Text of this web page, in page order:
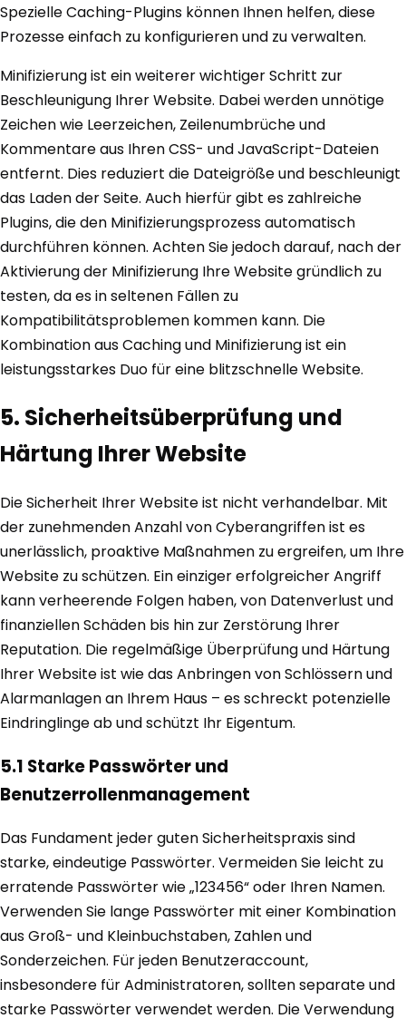
Spezielle Caching-Plugins können Ihnen helfen, diese
Prozesse einfach zu konfigurieren und zu verwalten.
Minifizierung ist ein weiterer wichtiger Schritt zur
Beschleunigung Ihrer Website. Dabei werden unnötige
Zeichen wie Leerzeichen, Zeilenumbrüche und
Kommentare aus Ihren CSS- und JavaScript-Dateien
entfernt. Dies reduziert die Dateigröße und beschleunigt
das Laden der Seite. Auch hierfür gibt es zahlreiche
Plugins, die den Minifizierungsprozess automatisch
durchführen können. Achten Sie jedoch darauf, nach der
Aktivierung der Minifizierung Ihre Website gründlich zu
testen, da es in seltenen Fällen zu
Kompatibilitätsproblemen kommen kann. Die
Kombination aus Caching und Minifizierung ist ein
leistungsstarkes Duo für eine blitzschnelle Website.
5. Sicherheitsüberprüfung und
Härtung Ihrer Website
Die Sicherheit Ihrer Website ist nicht verhandelbar. Mit
der zunehmenden Anzahl von Cyberangriffen ist es
unerlässlich, proaktive Maßnahmen zu ergreifen, um Ihre
Website zu schützen. Ein einziger erfolgreicher Angriff
kann verheerende Folgen haben, von Datenverlust und
finanziellen Schäden bis hin zur Zerstörung Ihrer
Reputation. Die regelmäßige Überprüfung und Härtung
Ihrer Website ist wie das Anbringen von Schlössern und
Alarmanlagen an Ihrem Haus – es schreckt potenzielle
Eindringlinge ab und schützt Ihr Eigentum.
5.1 Starke Passwörter und
Benutzerrollenmanagement
Das Fundament jeder guten Sicherheitspraxis sind
starke, eindeutige Passwörter. Vermeiden Sie leicht zu
erratende Passwörter wie „123456“ oder Ihren Namen.
Verwenden Sie lange Passwörter mit einer Kombination
aus Groß- und Kleinbuchstaben, Zahlen und
Sonderzeichen. Für jeden Benutzeraccount,
insbesondere für Administratoren, sollten separate und
starke Passwörter verwendet werden. Die Verwendung